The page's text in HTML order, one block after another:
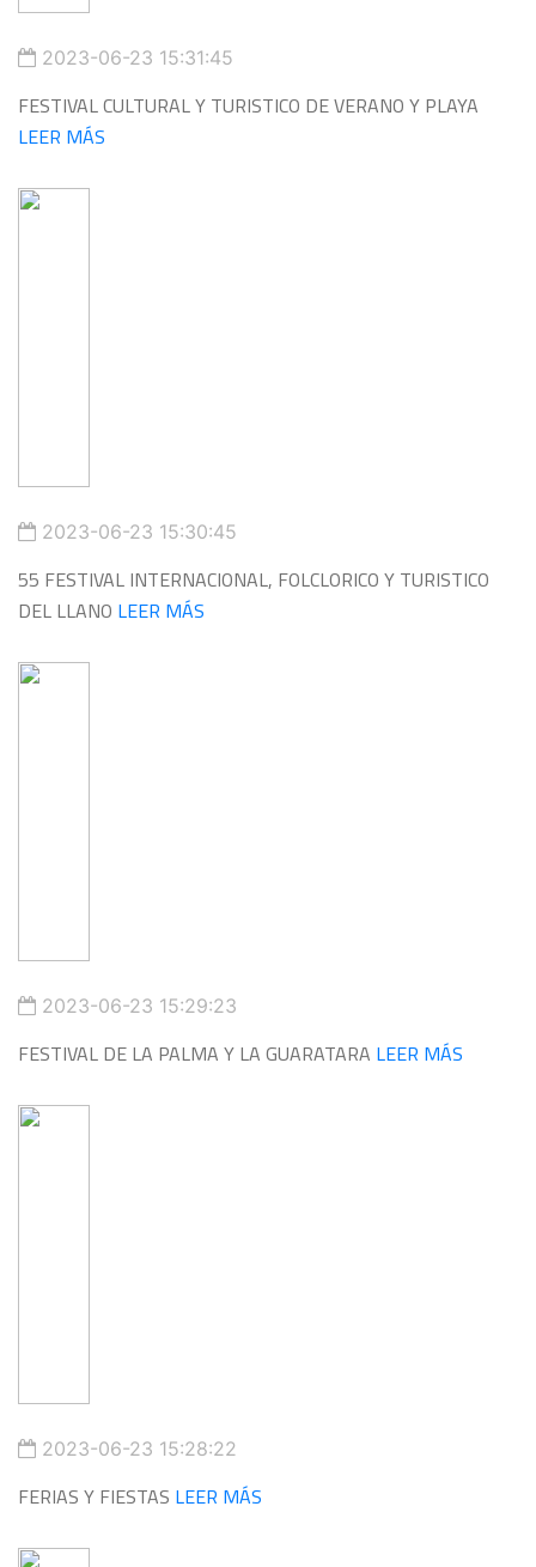
2023-06-23 15:31:45
FESTIVAL CULTURAL Y TURISTICO DE VERANO Y PLAYA
LEER MÁS
2023-06-23 15:30:45
55 FESTIVAL INTERNACIONAL, FOLCLORICO Y TURISTICO
DEL LLANO LEER MÁS
2023-06-23 15:29:23
FESTIVAL DE LA PALMA Y LA GUARATARA LEER MÁS
2023-06-23 15:28:22
FERIAS Y FIESTAS LEER MÁS